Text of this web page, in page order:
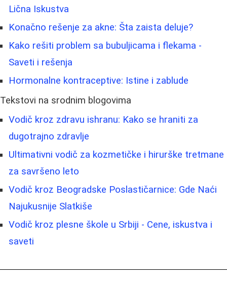
Lična Iskustva
Konačno rešenje za akne: Šta zaista deluje?
Kako rešiti problem sa bubuljicama i flekama -
Saveti i rešenja
Hormonalne kontraceptive: Istine i zablude
Tekstovi na srodnim blogovima
Vodič kroz zdravu ishranu: Kako se hraniti za
dugotrajno zdravlje
Ultimativni vodič za kozmetičke i hirurške tretmane
za savršeno leto
Vodič kroz Beogradske Poslastičarnice: Gde Naći
Najukusnije Slatkiše
Vodič kroz plesne škole u Srbiji - Cene, iskustva i
saveti